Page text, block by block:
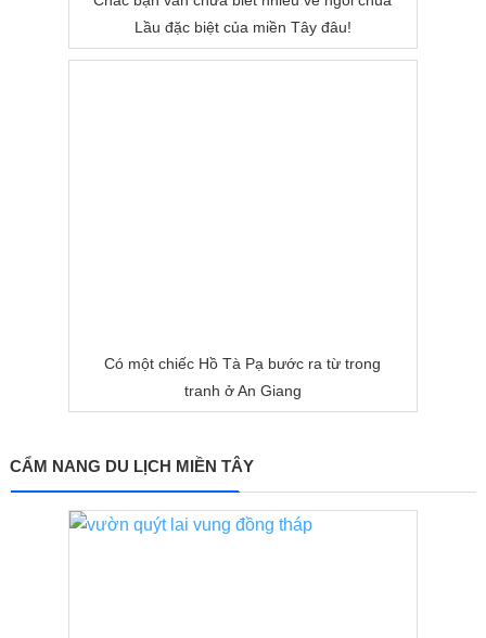
Lầu đặc biệt của miền Tây đâu!
Có một chiếc Hồ Tà Pạ bước ra từ trong
tranh ở An Giang
CẨM NANG DU LỊCH MIỀN TÂY